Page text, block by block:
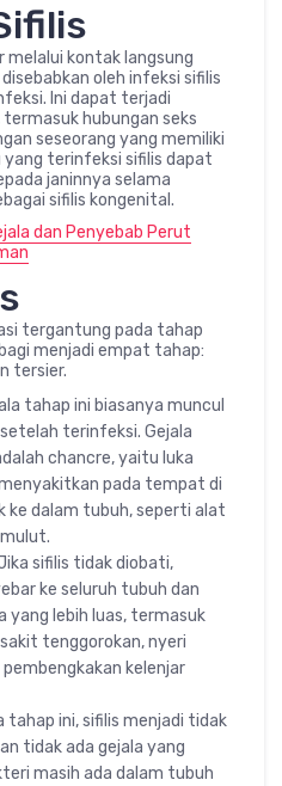
kontak langsung
oleh infeksi sifilis
Ini dapat terjadi
hubungan seks
seseorang yang memiliki
yang terinfeksi sifilis dapat
janinnya selama
sifilis kongenital.
dan Penyebab Perut
tergantung pada tahap
menjadi empat tahap:
tersier.
tahap ini biasanya muncul
terinfeksi. Gejala
chancre, yaitu luka
pada tempat di
ke dalam tubuh, seperti alat
sifilis tidak diobati,
ke seluruh tubuh dan
yang lebih luas, termasuk
tenggorokan, nyeri
kelenjar
tahap ini, sifilis menjadi tidak
tidak ada gejala yang
masih ada dalam tubuh